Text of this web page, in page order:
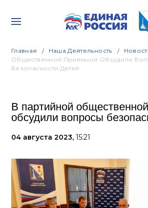
Главная Наша Деятельность
Общественной Приемной Обсудили
Безопасности Детей
В партийной
обсудили вопросы
04 августа 2023, 15:21